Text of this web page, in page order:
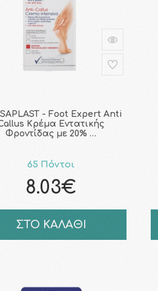
- Foot Expert Anti
Κρέμα Εντατικής
Φροντίδας με 20% …
65 Πόντοι
8.03€
ΣΤΟ ΚΑΛΑΘΙ